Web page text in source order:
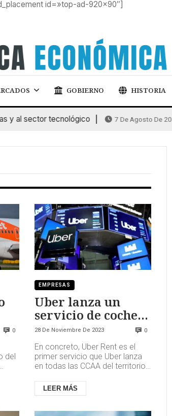
id=»top-ad-920×90″]
GOBIERNO HISTORIA
al sector tecnológico 7 De Agosto De 2026
0
del
EMPRESAS
Uber lanza un
servicio de coche
de alquiler
28 De Noviembre De 2023 0
En concreto, Uber Rent es el
primer servicio que Uber lanza
en todas las CCAA del territorio
como Madrid, Barcelona, ...
LEER MÁS